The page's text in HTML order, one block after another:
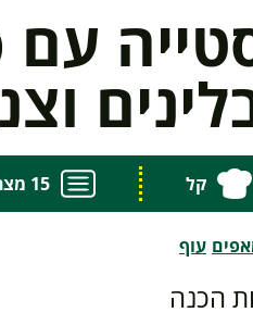
עם
קל 15 מצרכים
עוף
הכנה